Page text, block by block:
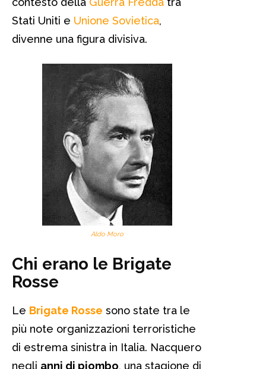
Stati Uniti e Unione Sovietica,
divenne una figura divisiva.
Aldo Moro
Chi erano le Brigate
Rosse
Le Brigate Rosse sono state tra le
più note organizzazioni terroristiche
di estrema sinistra in Italia. Nacquero
negli anni di piombo, una stagione di